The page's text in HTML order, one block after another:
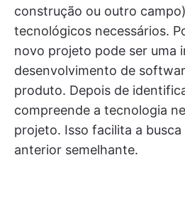
construção ou outro
tecnológicos necessários.
novo projeto pode ser uma
desenvolvimento de
produto. Depois de
compreende a tecnologia
projeto. Isso facilita a
anterior semelhante.